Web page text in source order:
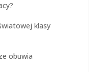
klasy
obuwia